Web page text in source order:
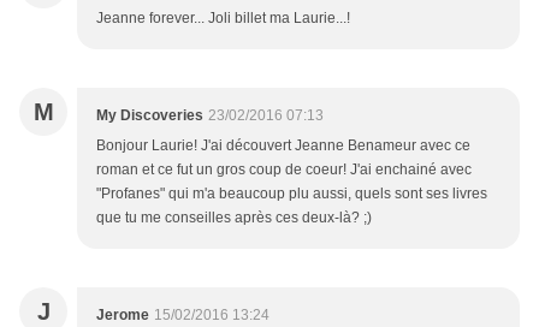
Jeanne forever... Joli billet ma Laurie...!
M My Discoveries 23/02/2016 07:13
Bonjour Laurie! J'ai découvert Jeanne Benameur avec ce
roman et ce fut un gros coup de coeur! J'ai enchainé avec
"Profanes" qui m'a beaucoup plu aussi, quels sont ses livres
que tu me conseilles après ces deux-là? ;)
J Jerome 15/02/2016 13:24